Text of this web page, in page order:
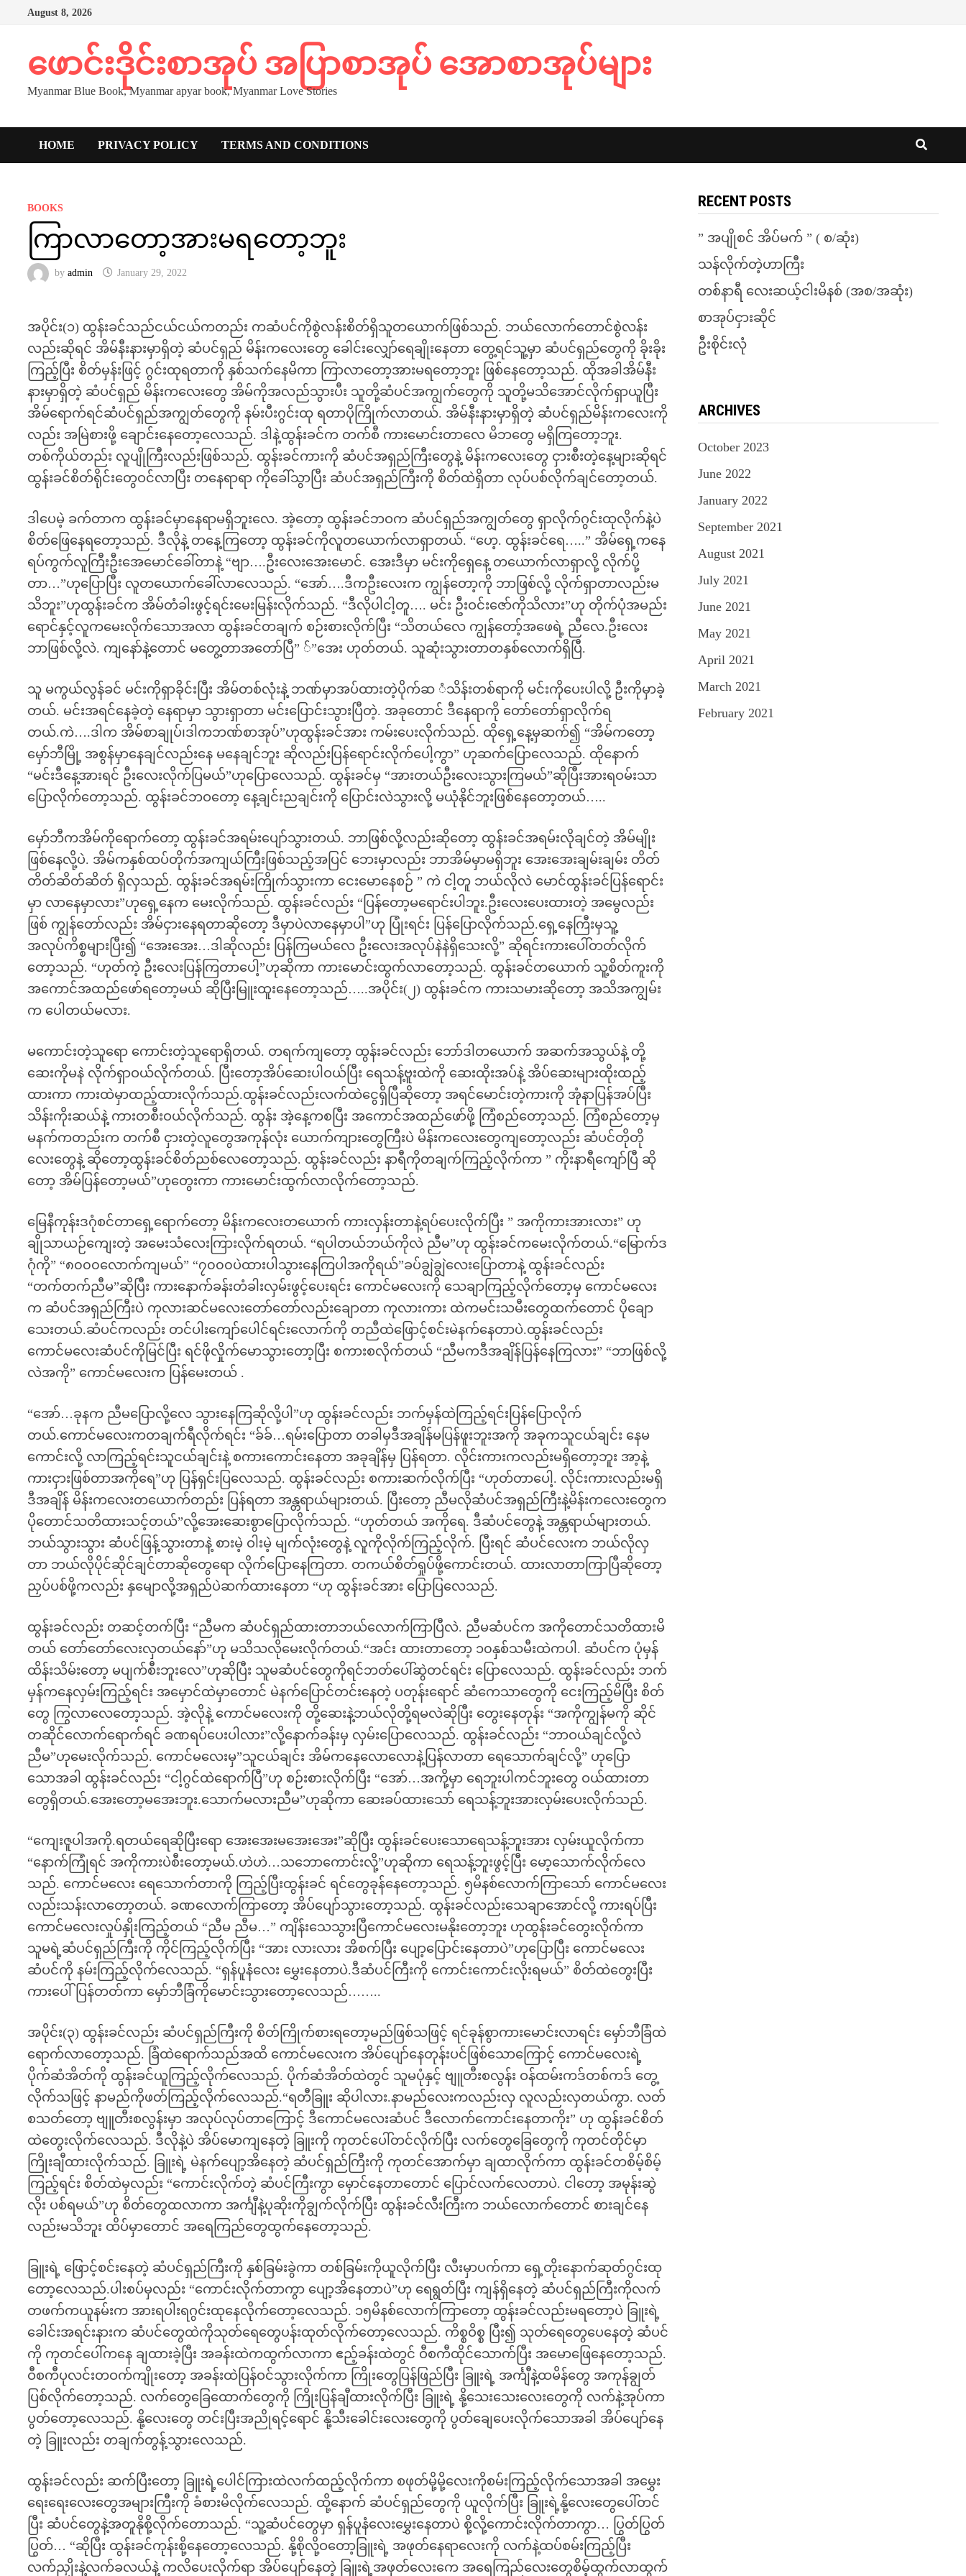
August 8, 2026
ဖောင်းဒိုင်းစာအုပ် အပြာစာအုပ် အောစာအုပ်များ
Myanmar Blue Book, Myanmar apyar book, Myanmar Love Stories
HOME PRIVACY POLICY TERMS AND CONDITIONS
BOOKS
ကြာလာတော့အားမရတော့ဘူး
byadmin January 29, 2022
အပိုင်း(၁) ထွန်းခင်သည်ငယ်ငယ်ကတည်း ကဆံပင်ကိုစွဲလန်းစိတ်ရှိသူတယောက်ဖြစ်သည်. ဘယ်လောက်တောင်စွဲလန်း
လည်းဆိုရင် အိမ်နီးနားမှာရှိတဲ့ ဆံပင်ရှည် မိန်းကလေးတွေ ခေါင်းလျှော်ရေချိုးနေတာ တွေ့ရင်သူ့မှာ ဆံပင်ရှည်တွေကို ခိုးခိုး
ကြည့်ပြီး စိတ်မှန်းဖြင့် ဂွင်းထုရတာကို နှစ်သက်နေမိကာ ကြာလာတော့အားမရတော့ဘူး ဖြစ်နေတော့သည်. ထိုအခါအိမ်နီး
နားမှာရှိတဲ့ ဆံပင်ရှည် မိန်းကလေးတွေ အိမ်ကိုအလည်သွားပီး သူတို့ဆံပင်အကျွက်တွေကို သူတို့မသိအောင်လိုက်ရှာယူပြီး
အိမ်ရောက်ရင်ဆံပင်ရှည်အကျွတ်တွေကို နမ်းပီးဂွင်းထု ရတာပိုကြိုက်လာတယ်. အိမ်နီးနားမှာရှိတဲ့ ဆံပင်ရှည်မိန်းကလေးကို
လည်း အမြဲစားဖို့ ချောင်းနေတော့လေသည်. ဒါနဲ့ထွန်းခင်က တက်စီ ကားမောင်းတာလေ မိဘတွေ မရှိကြတော့ဘူး.
တစ်ကိုယ်တည်း လူပျိုကြီးလည်းဖြစ်သည်. ထွန်းခင်ကားကို ဆံပင်အရှည်ကြီးတွေနဲ့ မိန်းကလေးတွေ ငှားစီးတဲ့နေ့များဆိုရင်
ထွန်းခင်စိတ်ရိုင်းတွေဝင်လာပြီး တနေရာရာ ကိုခေါ်သွာပြီး ဆံပင်အရှည်ကြီးကို စိတ်ထဲရှိတာ လုပ်ပစ်လိုက်ချင်တော့တယ်.
ဒါပေမဲ့ ခက်တာက ထွန်းခင်မှာနေရာမရှိဘူးလေ. အဲ့တော့ ထွန်းခင်ဘဝက ဆံပင်ရှည်အကျွတ်တွေ ရှာလိုက်ဂွင်းထုလိုက်နဲ့ပဲ
စိတ်ဖြေနေရတော့သည်. ဒီလိုနဲ့ တနေ့ကြတော့ ထွန်းခင်ကိုလူတယောက်လာရှာတယ်. “ဟေ့. ထွန်းခင်ရေ…..” အိမ်ရှေ့ကနေ
ရပ်ကွက်လူကြီးဦးအေမောင်ခေါ်တာနဲ့ “ဗျာ….ဦးလေးအေးမောင်. အေးဒီမှာ မင်းကိုရှေနေ့ တယောက်လာရှာလို့ လိုက်ပို့
တာ…”ဟုပြောပြီး လူတယောက်ခေါ်လာလေသည်. “အော်….ဒီကဦးလေးက ကျွန်တော့ကို ဘာဖြစ်လို့ လိုက်ရှာတာလည်းမ
သိဘူး”ဟုထွန်းခင်က အိမ်တံခါးဖွင့်ရင်းမေးမြန်းလိုက်သည်. “ဒီလိုပါငါ့တူ…. မင်း ဦးဝင်းဇော်ကိုသိလား”ဟု တိုက်ပုံအမည်း
ရောင်နှင့်လူကမေးလိုက်သောအလာ ထွန်းခင်တချက် စဉ်းစားလိုက်ပြီး “သိတယ်လေ ကျွန်တော့်အဖေရဲ့ ညီလေ.ဦးလေး
ဘာဖြစ်လို့လဲ. ကျနော်နဲ့တောင် မတွေ့တာအတော်ပြီ” ်”အေး ဟုတ်တယ်. သူဆုံးသွားတာတနှစ်လောက်ရှိပြီ.
သူ မကွယ်လွန်ခင် မင်းကိုရှာခိုင်းပြီး အိမ်တစ်လုံးနဲ့ ဘဏ်မှာအပ်ထားတဲ့ပိုက်ဆ ံသိန်းတစ်ရာကို မင်းကိုပေးပါလို့ ဦးကိုမှာခဲ့
တယ်. မင်းအရင်နေခဲ့တဲ့ နေရာမှာ သွားရှာတာ မင်းပြောင်းသွားပြီတဲ့. အခုတောင် ဒီနေရာကို တော်တော်ရှာလိုက်ရ
တယ်.ကဲ….ဒါက အိမ်စာချုပ်၊ဒါကဘဏ်စာအုပ်”ဟုထွန်းခင်အား ကမ်းပေးလိုက်သည်. ထိုရှေ့နေ့မှဆက်၍ “အိမ်ကတော့
မှော်ဘီမြို့ အစွန်မှာနေချင်လည်းနေ မနေချင်ဘူး ဆိုလည်းပြန်ရောင်းလိုက်ပေါ့ကွာ” ဟုဆက်ပြောလေသည်. ထိုနောက်
“မင်းဒီနေ့အားရင် ဦးလေးလိုက်ပြမယ်”ဟုပြောလေသည်. ထွန်းခင်မှ “အားတယ်ဦးလေးသွားကြမယ်”ဆိုပြီးအားရဝမ်းသာ
ပြောလိုက်တော့သည်. ထွန်းခင်ဘဝတော့ နေ့ချင်းညချင်းကို ပြောင်းလဲသွားလို့ မယုံနိုင်ဘူးဖြစ်နေတော့တယ်…..
မှော်ဘီကအိမ်ကိုရောက်တော့ ထွန်းခင်အရမ်းပျော်သွားတယ်. ဘာဖြစ်လို့လည်းဆိုတော့ ထွန်းခင်အရမ်းလိုချင်တဲ့ အိမ်မျိုး
ဖြစ်နေလို့ပဲ. အိမ်ကနှစ်ထပ်တိုက်အကျယ်ကြီးဖြစ်သည့်အပြင် ဘေးမှာလည်း ဘာအိမ်မှာမရှိဘူး အေးအေးချမ်းချမ်း တိတ်
တိတ်ဆိတ်ဆိတ် ရှိလှသည်. ထွန်းခင်အရမ်းကြိုက်သွားကာ ငေးမောနေစဉ် ” ကဲ ငါ့တူ ဘယ်လိုလဲ မောင်ထွန်းခင်ပြန်ရောင်း
မှာ လာနေမှာလား”ဟုရှေ့နေက မေးလိုက်သည်. ထွန်းခင်လည်း “ပြန်တော့မရောင်းပါဘူး.ဦးလေးပေးထားတဲ့ အမွေလည်း
ဖြစ် ကျွန်တော်လည်း အိမ်ငှားနေရတာဆိုတော့ ဒီမှာပဲလာနေမှာပါ”ဟု ပြုံးရင်း ပြန်ပြောလိုက်သည်.ရှေ့နေကြီးမှသူ့
အလုပ်ကိစ္စများပြီး၍ “အေးအေး…ဒါဆိုလည်း ပြန်ကြမယ်လေ ဦးလေးအလုပ်နဲနဲရှိသေးလို့” ဆိုရင်းကားပေါ်တတ်လိုက်
တော့သည်. “ဟုတ်ကဲ့ ဦးလေးပြန်ကြတာပေါ့”ဟုဆိုကာ ကားမောင်းထွက်လာတော့သည်. ထွန်းခင်တယောက် သူ့စိတ်ကူးကို
အကောင်အထည်ဖော်ရတော့မယ် ဆိုပြီးမြူးထူးနေတော့သည်…..အပိုင်း(၂) ထွန်းခင်က ကားသမားဆိုတော့ အသိအကျွမ်း
က ပေါတယ်မလား.
မကောင်းတဲ့သူရော ကောင်းတဲ့သူရောရှိတယ်. တရက်ကျတော့ ထွန်းခင်လည်း ဘော်ဒါတယောက် အဆက်အသွယ်နဲ့ တို့
ဆေးကိုမနဲ လိုက်ရှာဝယ်လိုက်တယ်. ပြီးတော့အိပ်ဆေးပါဝယ်ပြီး ရေသန့်ဗူးထဲကို ဆေးထိုးအပ်နဲ့ အိပ်ဆေးများထိုးထည့်
ထားကာ ကားထဲမှာထည့်ထားလိုက်သည်.ထွန်းခင်လည်းလက်ထဲငွေရှိပြီဆိုတော့ အရင်မောင်းတဲ့ကားကို အုံနာပြန်အပ်ပြီး
သိန်းကိုးဆယ်နဲ့ ကားတစီးဝယ်လိုက်သည်. ထွန်း အဲ့နေ့ကစပြီး အကောင်အထည်ဖော်ဖို့ ကြံစည်တော့သည်. ကြံစည်တော့မှ
မနက်ကတည်းက တက်စီ ငှားတဲ့လူတွေအကုန်လုံး ယောက်ကျားတွေကြီးပဲ မိန်းကလေးတွေကျတော့လည်း ဆံပင်တိုတို
လေးတွေနဲ့ ဆိုတော့ထွန်းခင်စိတ်ညစ်လေတော့သည်. ထွန်းခင်လည်း နာရီကိုတချက်ကြည့်လိုက်ကာ ” ကိုးနာရီကျော်ပြီ ဆို
တော့ အိမ်ပြန်တော့မယ်”ဟုတွေးကာ ကားမောင်းထွက်လာလိုက်တော့သည်.
မြေနီကုန်းဒဂုံစင်တာရှေ့ရောက်တော့ မိန်းကလေးတယောက် ကားလှန်းတာနဲ့ရပ်ပေးလိုက်ပြီး ” အကိုကားအားလား” ဟု
ချိုသာယဉ်ကျေးတဲ့ အမေးသံလေးကြားလိုက်ရတယ်. “ရပါတယ်ဘယ်ကိုလဲ ညီမ”ဟု ထွန်းခင်ကမေးလိုက်တယ်.“မြောက်ဒ
ဂုံကို” “၈၀၀၀လောက်ကျမယ်” “၇၀၀၀ပဲထားပါသွားနေကြပါအကိုရယ်”ခပ်ချွဲချွဲလေးပြောတာနဲ့ ထွန်းခင်လည်း
“တက်တက်ညီမ”ဆိုပြီး ကားနောက်ခန်းတံခါးလှမ်းဖွင့်ပေးရင်း ကောင်မလေးကို သေချာကြည့်လိုက်တော့မှ ကောင်မလေး
က ဆံပင်အရှည်ကြီးပဲ ကုလားဆင်မလေးတော်တော်လည်းချောတာ ကုလားကား ထဲကမင်းသမီးတွေထက်တောင် ပိုချော
သေးတယ်.ဆံပင်ကလည်း တင်ပါးကျော်ပေါင်ရင်းလောက်ကို တညီထဲဖြောင့်စင်းမဲနက်နေတာပဲ.ထွန်းခင်လည်း
ကောင်မလေးဆံပင်ကိုမြင်ပြီး ရင်ဖိုလှိုက်မောသွားတော့ပြီး စကားစလိုက်တယ် “ညီမကဒီအချိန်ပြန်နေကြလား” “ဘာဖြစ်လို့
လဲအကို” ကောင်မလေးက ပြန်မေးတယ် .
“အော်…ခုနက ညီမပြောလို့လေ သွားနေကြဆိုလို့ပါ”ဟု ထွန်းခင်လည်း ဘက်မှန်ထဲကြည့်ရင်းပြန်ပြောလိုက်
တယ်.ကောင်မလေးကတချက်ရီလိုက်ရင်း “ခ်ခ်…ရမ်းပြောတာ တခါမှဒီအချိန်မပြန်ဖူးဘူးအကို အခုကသူငယ်ချင်း နေမ
ကောင်းလို့ လာကြည့်ရင်းသူငယ်ချင်းနဲ့ စကားကောင်းနေတာ အခုချိန်မှ ပြန်ရတာ. လိုင်းကားကလည်းမရှိတော့ဘူး အာ့နဲ့
ကားငှားဖြစ်တာအကိုရေ”ဟု ပြန်ရှင်းပြလေသည်. ထွန်းခင်လည်း စကားဆက်လိုက်ပြီး “ဟုတ်တာပေါ့. လိုင်းကားလည်းမရှိ
ဒီအချိန် မိန်းကလေးတယောက်တည်း ပြန်ရတာ အန္တရာယ်များတယ်. ပြီးတော့ ညီမလိုဆံပင်အရှည်ကြီးနဲ့မိန်းကလေးတွေက
ပိုတောင်သတိထားသင့်တယ်”လို့အေးဆေးစွာပြောလိုက်သည်. “ဟုတ်တယ် အကိုရေ. ဒီဆံပင်တွေနဲ့ အန္တရာယ်များတယ်.
ဘယ်သွားသွား ဆံပင်ဖြန့်သွားတာနဲ့ စားမဲ့ ဝါးမဲ့ မျက်လုံးတွေနဲ့ လူကိုလိုက်ကြည့်လိုက်. ပြီးရင် ဆံပင်လေးက ဘယ်လိုလှ
တာ ဘယ်လိုပိုင်ဆိုင်ချင်တာဆိုတွေရော လိုက်ပြောနေကြတာ. တကယ်စိတ်ရှုပ်ဖို့ကောင်းတယ်. ထားလာတာကြာပြီဆိုတော့
ညှပ်ပစ်ဖို့ကလည်း နှမျောလို့အရှည်ပဲဆက်ထားနေတာ “ဟု ထွန်းခင်အား ပြောပြလေသည်.
ထွန်းခင်လည်း တဆင့်တက်ပြီး “ညီမက ဆံပင်ရှည်ထားတာဘယ်လောက်ကြာပြီလဲ. ညီမဆံပင်က အကိုတောင်သတိထားမိ
တယ် တော်တော်လေးလှတယ်နော်”ဟု မသိသလိုမေးလိုက်တယ်.“အင်း ထားတာတော့ ၁၀နှစ်သမီးထဲကပါ. ဆံပင်က ပုံမှန်
ထိန်းသိမ်းတော့ မပျက်စီးဘူးလေ”ဟုဆိုပြီး သူမဆံပင်တွေကိုရင်ဘတ်ပေါ်ဆွဲတင်ရင်း ပြောလေသည်. ထွန်းခင်လည်း ဘက်
မှန်ကနေလှမ်းကြည့်ရင်း အမှောင်ထဲမှာတောင် မဲနက်ပြောင်တင်းနေတဲ့ ပတုန်းရောင် ဆံကေသာတွေကို ငေးကြည့်မိပြီး စိတ်
တွေ ကြွလာလေတော့သည်. အဲ့လိုနဲ့ ကောင်မလေးကို တို့ဆေးနဲ့ဘယ်လိုတို့ရမလဲဆိုပြီး တွေးနေတုန်း “အကိုကျွန်မကို ဆိုင်
တဆိုင်လောက်ရောက်ရင် ခဏရပ်ပေးပါလား”လို့နောက်ခန်းမှ လှမ်းပြောလေသည်. ထွန်းခင်လည်း “ဘာဝယ်ချင်လို့လဲ
ညီမ”ဟုမေးလိုက်သည်. ကောင်မလေးမှ”သူငယ်ချင်း အိမ်ကနေလောလောနဲ့ပြန်လာတာ ရေသောက်ချင်လို့” ဟုပြော
သောအခါ ထွန်းခင်လည်း “ငါ့ဂွင်ထဲရောက်ပြီ”ဟု စဉ်းစားလိုက်ပြီး “အော်…အကို့မှာ ရေဘူးပါကင်ဘူးတွေ ဝယ်ထားတာ
တွေရှိတယ်.အေးတော့မအေးဘူး.သောက်မလားညီမ”ဟုဆိုကာ ဆေးခပ်ထားသော် ရေသန့်ဘူးအားလှမ်းပေးလိုက်သည်.
“ကျေးဇူပါအကို.ရတယ်ရေဆိုပြီးရော အေးအေးမအေးအေး”ဆိုပြီး ထွန်းခင်ပေးသောရေသန့်ဘူးအား လှမ်းယူလိုက်ကာ
“နောက်ကြုံရင် အကိုကားပဲစီးတော့မယ်.ဟဲဟဲ…သဘောကောင်းလို့”ဟုဆိုကာ ရေသန့်ဘူးဖွင့်ပြီး မော့သောက်လိုက်လေ
သည်. ကောင်မလေး ရေသောက်တာကို ကြည့်ပြီးထွန်းခင် ရင်တွေခုန်နေတော့သည်. ၅မိနစ်လောက်ကြာသော် ကောင်မလေး
လည်းသန်းလာတော့တယ်. ခဏလောက်ကြာတော့ အိပ်ပျော်သွားတော့သည်. ထွန်းခင်လည်းသေချာအောင်လို့ ကားရပ်ပြီး
ကောင်မလေးလှုပ်နှိုးကြည့်တယ် “ညီမ ညီမ…” ကျိန်းသေသွားပြီကောင်မလေးမနိုးတော့ဘူး ဟုထွန်းခင်တွေးလိုက်ကာ
သူမရဲ့ဆံပင်ရှည်ကြီးကို ကိုင်ကြည့်လိုက်ပြီး “အား လားလား အိစက်ပြီး ပျော့ပြောင်းနေတာပဲ”ဟုပြောပြီး ကောင်မလေး
ဆံပင်ကို နမ်းကြည့်လိုက်လေသည်. “ရှန်ပူနံလေး မွှေးနေတာပဲ.ဒီဆံပင်ကြီးကို ကောင်းကောင်းလိုးရမယ်” စိတ်ထဲတွေးပြီး
ကားပေါ်ပြန်တတ်ကာ မှော်ဘီခြံကိုမောင်းသွားတော့လေသည်……..
အပိုင်း(၃) ထွန်းခင်လည်း ဆံပင်ရှည်ကြီးကို စိတ်ကြိုက်စားရတော့မည်ဖြစ်သဖြင့် ရင်ခုန်စွာကားမောင်းလာရင်း မှော်ဘီခြံထဲ
ရောက်လာတော့သည်. ခြံထဲရောက်သည်အထိ ကောင်မလေးက အိပ်ပျော်နေတုန်းပင်ဖြစ်သောကြောင့် ကောင်မလေးရဲ့
ပိုက်ဆံအိတ်ကို ထွန်းခင်ယူကြည့်လိုက်လေသည်. ပိုက်ဆံအိတ်ထဲတွင် သူမပုံနှင့် ဗျူတီးစလွန်း ဝန်ထမ်းကဒ်တစ်ကဒ် တွေ့
လိုက်သဖြင့် နာမည်ကိုဖတ်ကြည့်လိုက်လေသည်.“ရတီခြူး ဆိုပါလား.နာမည်လေးကလည်းလှ လူလည်းလှတယ်ကွာ. လတ်
စသတ်တော့ ဗျူတီးစလွန်းမှာ အလုပ်လုပ်တာကြောင့် ဒီကောင်မလေးဆံပင် ဒီလောက်ကောင်းနေတာကိုး” ဟု ထွန်းခင်စိတ်
ထဲတွေးလိုက်လေသည်. ဒီလိုနဲ့ပဲ အိပ်မောကျနေတဲ့ ခြူးကို ကုတင်ပေါ်တင်လိုက်ပြီး လက်တွေခြေတွေကို ကုတင်တိုင်မှာ
ကြိုးချီထားလိုက်သည်. ခြူးရဲ့ မဲနက်ပျော့အိနေတဲ့ ဆံပင်ရှည်ကြီးကို ကုတင်အောက်မှာ ချထာလိုက်ကာ ထွန်းခင်တစိမ့်စိမ့်
ကြည့်ရင်း စိတ်ထဲမှလည်း “ကောင်းလိုက်တဲ့ ဆံပင်ကြီးကွာ မှောင်နေတာတောင် ပြောင်လက်လေတာပဲ. ငါတော့ အမုန်းဆွဲ
လိုး ပစ်ရမယ်”ဟု စိတ်တွေထလာကာ အင်္ကျီနဲ့ပုဆိုးကိုချွက်လိုက်ပြီး ထွန်းခင်လီးကြီးက ဘယ်လောက်တောင် စားချင်နေ
လည်းမသိဘူး ထိပ်မှာတောင် အရေကြည်တွေထွက်နေတော့သည်.
ခြူးရဲ့ ဖြောင့်စင်းနေတဲ့ ဆံပင်ရှည်ကြီးကို နှစ်ခြမ်းခွဲကာ တစ်ခြမ်းကိုယူလိုက်ပြီး လီးမှာပက်ကာ ရှေ့တိုးနောက်ဆုတ်ဂွင်းထု
တော့လေသည်.ပါးစပ်မှလည်း “ကောင်းလိုက်တာကွာ ပျော့အိနေတာပဲ”ဟု ရေရွတ်ပြီး ကျန်ရှိနေတဲ့ ဆံပင်ရှည်ကြီးကိုလက်
တဖက်ကယူနမ်းက အားရပါးရဂွင်းထုနေလိုက်တော့လေသည်. ၁၅မိနစ်လောက်ကြာတော့ ထွန်းခင်လည်းမရတော့ပဲ ခြူးရဲ့
ခေါင်းအရင်းနားက ဆံပင်တွေထဲကိုသုတ်ရေတွေပန်းထုတ်လိုက်တော့လေသည်. ကိစ္စဝိစ္စ ပြီး၍ သုတ်ရေတွေပေနေတဲ့ ဆံပင်
ကို ကုတင်ပေါ်ကနေ ချထားခဲ့ပြီး အခန်းထဲကထွက်လာကာ ဧည့်ခန်းထဲတွင် ဝီစကီထိုင်သောက်ပြီး အမောဖြေနေတော့သည်.
ဝီစကီပုလင်းတဝက်ကျိုးတော့ အခန်းထဲပြန်ဝင်သွားလိုက်ကာ ကြိုးတွေပြန်ဖြည်ပြီး ခြူးရဲ့ အင်္ကျီနဲ့ထမိန်တွေ အကုန်ချွတ်
ပြစ်လိုက်တော့သည်. လက်တွေခြေထောက်တွေကို ကြိုးပြန်ချီထားလိုက်ပြီး ခြူးရဲ့ နို့သေးသေးလေးတွေကို လက်နဲ့အုပ်ကာ
ပွတ်တော့လေသည်. နို့လေးတွေ တင်းပြီးအညိုရင့်ရောင် နို့သီးခေါင်းလေးတွေကို ပွတ်ချေပေးလိုက်သောအခါ အိပ်ပျော်နေ
တဲ့ ခြူးလည်း တချက်တွန့်သွားလေသည်.
ထွန်းခင်လည်း ဆက်ပြီးတော့ ခြူးရဲ့ပေါင်ကြားထဲလက်ထည့်လိုက်ကာ စဖုတ်မို့မို့လေးကိုစမ်းကြည့်လိုက်သောအခါ အမွှေး
ရေးရေးလေးတွေအများကြီးကို ခံစားမိလိုက်လေသည်. ထို့နောက် ဆံပင်ရှည်တွေကို ယူလိုက်ပြီး ခြူးရဲ့နို့လေးတွေပေါ်တင်
ပြီး ဆံပင်တွေနဲ့အတူနိုစို့လိုက်တောသည်. “သူ့ဆံပင်တွေမှာ ရှန်ပူနံလေးမွှေးနေတာပဲ စို့လို့ကောင်းလိုက်တာကွာ… ပြွတ်ပြွတ်
ပြွတ်… “ဆိုပြီး ထွန်းခင်ကုန်းစို့နေတော့လေသည်. နို့စိုလို့ဝတော့ခြူးရဲ့ အဖုတ်နေရာလေးကို လက်နဲ့ထပ်စမ်းကြည့်ပြီး
လက်ညှိုးနဲ့လက်ခလယ်နဲ့ ကလိပေးလိုက်ရာ အိပ်ပျော်နေတဲ့ ခြူးရဲ့အဖုတ်လေးကေ အရေကြည်လေးတွေစိမ့်ထွက်လာထွက်
RECENT POSTS
” အပျိုစင် အိပ်မက် ” ( စ/ဆုံး)
သန်လိုက်တဲ့ဟာကြီး
တစ်နာရီ လေးဆယ့်ငါးမိနစ် (အစ/အဆုံး)
စာအုပ်ငှားဆိုင်
ဦးစိုင်းလုံ
ARCHIVES
October 2023
June 2022
January 2022
September 2021
August 2021
July 2021
June 2021
May 2021
April 2021
March 2021
February 2021